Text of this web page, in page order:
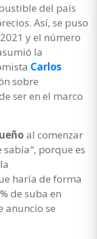
del país
Así, se puso
y el número
la
Carlos
sobre
ser en el marco
al comenzar
sabía", porque es
haría de forma
de suba en
anuncio se